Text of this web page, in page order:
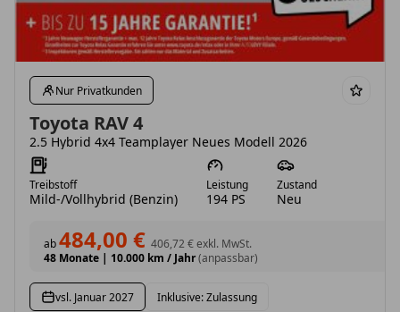
Nur Privatkunden
Toyota RAV 4
2.5 Hybrid 4x4 Teamplayer Neues Modell 2026
Treibstoff
Mild-/Vollhybrid (Benzin)
Leistung
194 PS
Zustand
Neu
ab484,00 € 406,72 €exkl. MwSt.
48 Monate | 10.000 km / Jahr(anpassbar)
vsl. Januar 2027 Inklusive: Zulassung